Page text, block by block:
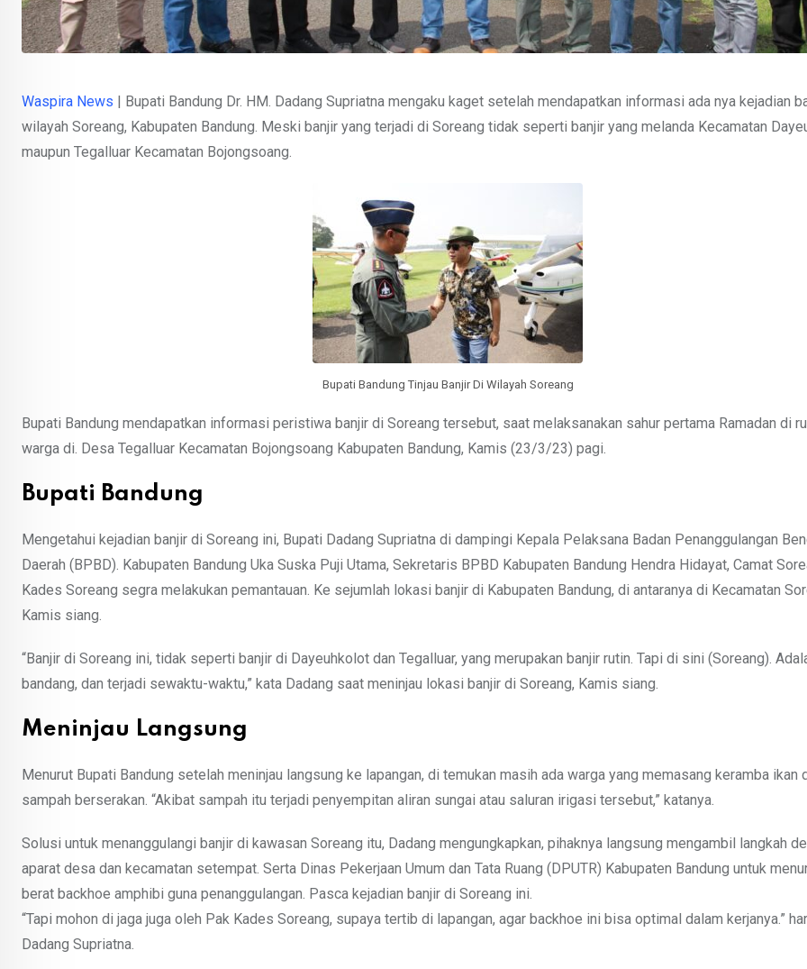
Waspira News | Bupati Bandung Dr. HM. Dadang Supriatna mengaku kaget setelah mendapatkan informasi ada nya kejadian
wilayah Soreang, Kabupaten Bandung. Meski banjir yang terjadi di Soreang tidak seperti banjir yang melanda Kecamatan
maupun Tegalluar Kecamatan Bojongsoang.
Bupati Bandung Tinjau Banjir Di Wilayah Soreang
Bupati Bandung mendapatkan informasi peristiwa banjir di Soreang tersebut, saat melaksanakan sahur pertama Ramadan di
warga di. Desa Tegalluar Kecamatan Bojongsoang Kabupaten Bandung, Kamis (23/3/23) pagi.
Bupati Bandung
Mengetahui kejadian banjir di Soreang ini, Bupati Dadang Supriatna di dampingi Kepala Pelaksana Badan Penanggulangan
Daerah (BPBD). Kabupaten Bandung Uka Suska Puji Utama, Sekretaris BPBD Kabupaten Bandung Hendra Hidayat, Camat
Kades Soreang segra melakukan pemantauan. Ke sejumlah lokasi banjir di Kabupaten Bandung, di antaranya di Kecamatan
Kamis siang.
“Banjir di Soreang ini, tidak seperti banjir di Dayeuhkolot dan Tegalluar, yang merupakan banjir rutin. Tapi di sini (Soreang).
bandang, dan terjadi sewaktu-waktu,” kata Dadang saat meninjau lokasi banjir di Soreang, Kamis siang.
Meninjau Langsung
Menurut Bupati Bandung setelah meninjau langsung ke lapangan, di temukan masih ada warga yang memasang keramba ikan
sampah berserakan. “Akibat sampah itu terjadi penyempitan aliran sungai atau saluran irigasi tersebut,” katanya.
Solusi untuk menanggulangi banjir di kawasan Soreang itu, Dadang mengungkapkan, pihaknya langsung mengambil langkah
aparat desa dan kecamatan setempat. Serta Dinas Pekerjaan Umum dan Tata Ruang (DPUTR) Kabupaten Bandung untuk
berat backhoe amphibi guna penanggulangan. Pasca kejadian banjir di Soreang ini.
“Tapi mohon di jaga juga oleh Pak Kades Soreang, supaya tertib di lapangan, agar backhoe ini bisa optimal dalam kerjanya.”
Dadang Supriatna.